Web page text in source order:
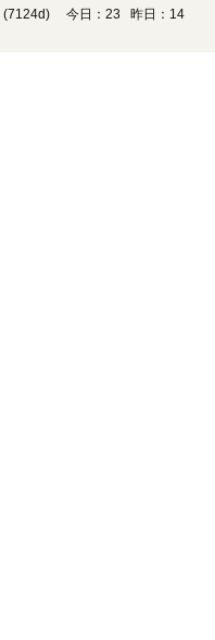
(7124d)
今日：23 昨日：14